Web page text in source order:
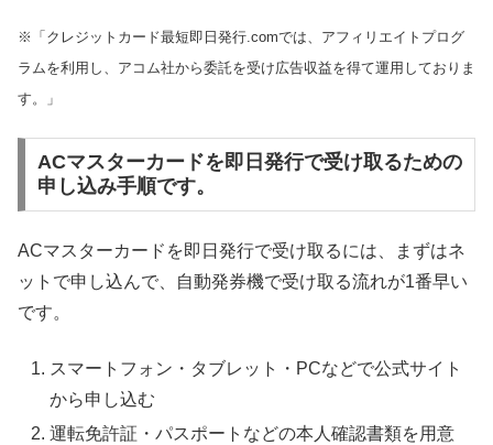
※「クレジットカード最短即日発行.comでは、アフィリエイトプログ
ラムを利用し、アコム社から委託を受け広告収益を得て運用しておりま
す。」
ACマスターカードを即日発行で受け取るための
申し込み手順です。
ACマスターカードを即日発行で受け取るには、まずはネ
ットで申し込んで、自動発券機で受け取る流れが1番早い
です。
スマートフォン・タブレット・PCなどで公式サイト
から申し込む
運転免許証・パスポートなどの本人確認書類を用意